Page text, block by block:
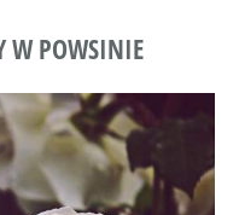
W POWSINIE